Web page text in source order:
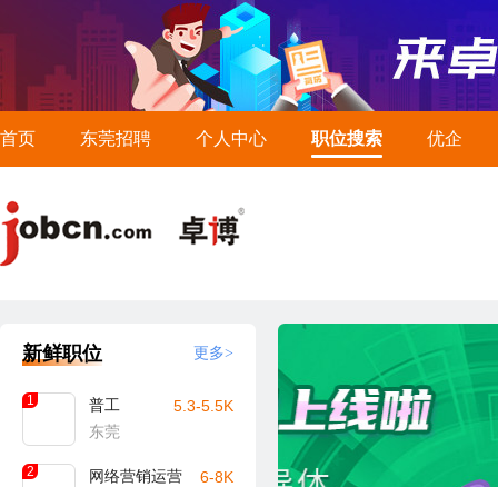
首页 东莞招聘 个人中心 职位搜索 优企
新鲜职位 更多>
1
普工
东莞
5.3-5.5K
2
网络营销运营
6-8K